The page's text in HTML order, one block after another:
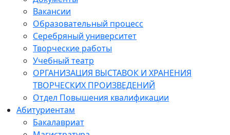
Вакансии
Образовательный процесс
Серебряный университет
Творческие работы
Учебный театр
ОРГАНИЗАЦИЯ ВЫСТАВОК И ХРАНЕНИЯ
ТВОРЧЕСКИХ ПРОИЗВЕДЕНИЙ
Отдел Повышения квалификации
Абитуриентам
Бакалавриат